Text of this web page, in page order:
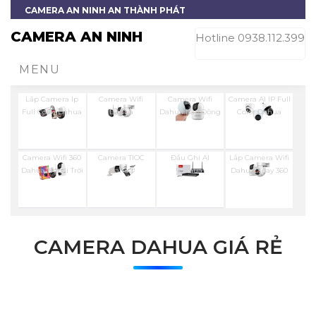
CAMERA AN NINH AN THÀNH PHÁT
CAMERA AN NINH Hotline 0938.112.399
MENU
Lắp Camera Ip
Full Color Dahua
Camera Wifi
Dahua
Camera Wifi
Dahua Báo Động
Camera AI IP Full
Color Dahua
Camera Wifi 360
Dahua Ngoài Trời
Camera TIOC
Dahua
Đầu Ghi AI
Dahua
Lắp Camera Wifi
Dahua Xoay 360
CAMERA DAHUA GIÁ RẺ